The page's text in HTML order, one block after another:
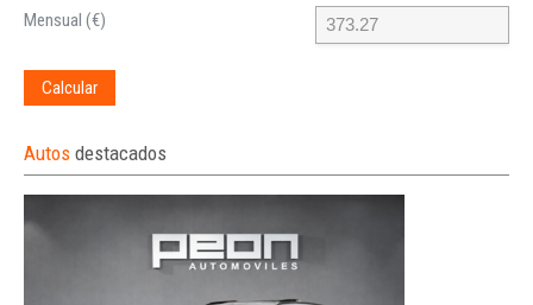
Mensual (€)
Calcular
Autos destacados